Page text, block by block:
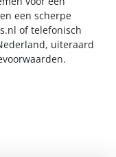
een scherpe
of telefonisch
uiteraard